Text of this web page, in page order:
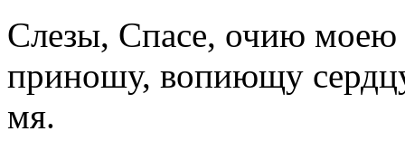
Слезы, Спасе, очию моею
приношу, вопиющу
мя.